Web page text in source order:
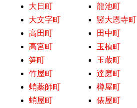
大日町
大文字町
高田町
高宮町
笋町
竹屋町
蛸薬師町
蛸屋町
龍池町
竪大恩寺町
田中町
玉植町
玉蔵町
達磨町
樽屋町
俵屋町